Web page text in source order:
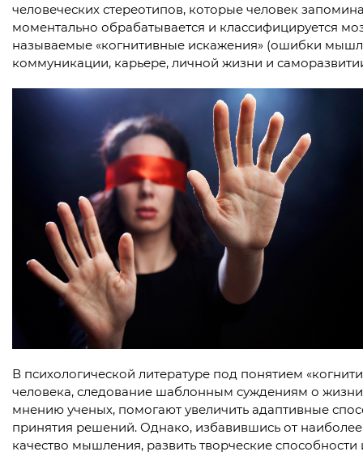
человеческих стереотипов, которые человек
моментально обрабатывается и классифицируется
называемые «когнитивные искажения» (ошибки
коммуникации, карьере, личной жизни и
В психологической литературе под понятием
человека, следование шаблонным суждениям о
мнению ученых, помогают увеличить адаптивные
принятия решений. Однако, избавившись от
качество мышления, развить творческие